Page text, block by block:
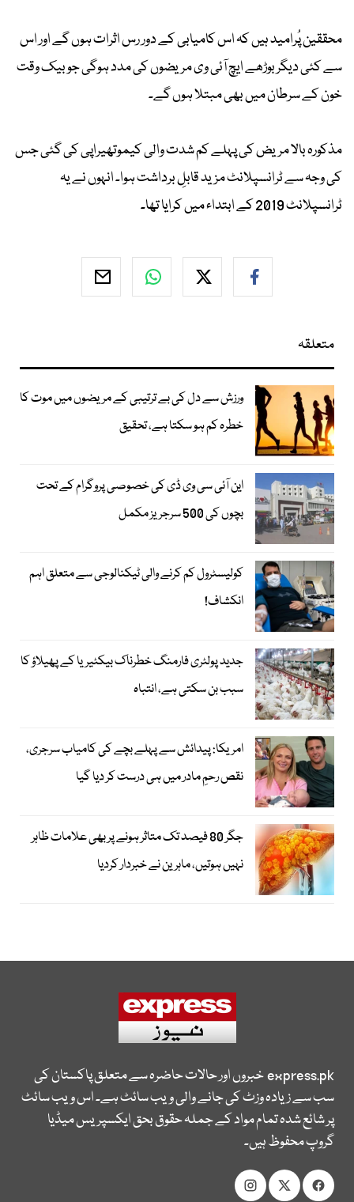
محققین پُرامید ہیں کہ اس کامیابی کے دور رس اثرات ہوں گے اور اس
سے کئی دیگر بوڑھے ایچ آئی وی مریضوں کی مدد ہوگی جو بیک وقت
خون کے سرطان میں بھی مبتلا ہوں گے۔
مذکورہ بالا مریض کی پہلے کم شدت والی کیموتھیراپی کی گئی جس
کی وجہ سے ٹرانسپلانٹ مزید قابلِ برداشت ہوا۔ انہوں نے یہ
ٹرانسپلانٹ 2019 کے ابتداء میں کرایا تھا۔
متعلقہ
ورزش سے دل کی بے ترتیبی کے مریضوں میں موت کا
خطرہ کم ہو سکتا ہے، تحقیق
این آئی سی وی ڈی کی خصوصی پروگرام کے تحت
بچوں کی 500 سرجریز مکمل
کولیسٹرول کم کرنے والی ٹیکنالوجی سے متعلق اہم
انکشاف!
جدید پولٹری فارمنگ خطرناک بیکٹیریا کے پھیلاؤ کا
سبب بن سکتی ہے، انتباہ
امریکا: پیدائش سے پہلے بچے کی کامیاب سرجری،
نقص رحمِ مادر میں ہی درست کر دیا گیا
جگر 80 فیصد تک متاثر ہونے پر بھی علامات ظاہر
نہیں ہوتیں، ماہرین نے خبردار کردیا
express.pkخبروں اور حالات حاضرہ سے متعلق پاکستان کی
سب سے زیادہ وزٹ کی جانے والی ویب سائٹ ہے۔ اس ویب سائٹ
پر شائع شدہ تمام مواد کے جملہ حقوق بحق ایکسپریس میڈیا
گروپ محفوظ ہیں۔